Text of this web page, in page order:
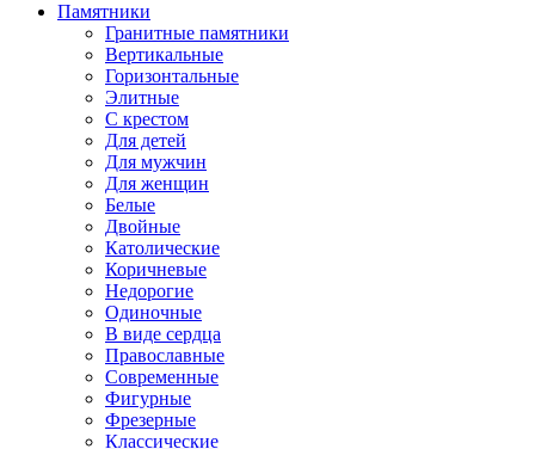
Памятники
Гранитные памятники
Вертикальные
Горизонтальные
Элитные
С крестом
Для детей
Для мужчин
Для женщин
Белые
Двойные
Католические
Коричневые
Недорогие
Одиночные
В виде сердца
Православные
Современные
Фигурные
Фрезерные
Классические